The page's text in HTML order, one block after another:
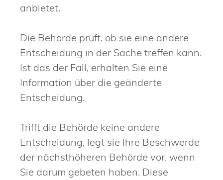
anbietet.
Die Behörde prüft, ob sie eine andere
Entscheidung in der Sache treffen kann.
Ist das der Fall, erhalten Sie eine
Information über die geänderte
Entscheidung.
Trifft die Behörde keine andere
Entscheidung, legt sie Ihre Beschwerde
der nächsthöheren Behörde vor, wenn
Sie darum gebeten haben. Diese